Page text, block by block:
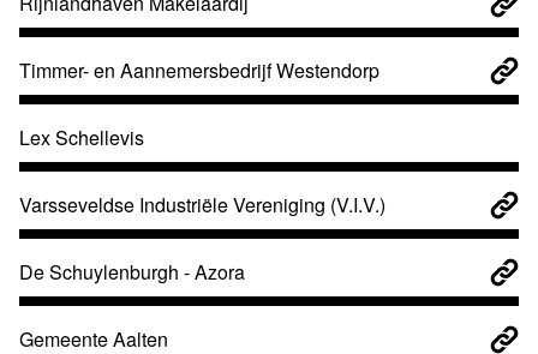
Timmer- en Aannemersbedrijf Westendorp
Lex Schellevis
Varsseveldse Industriële Vereniging (V.I.V.)
De Schuylenburgh - Azora
Gemeente Aalten